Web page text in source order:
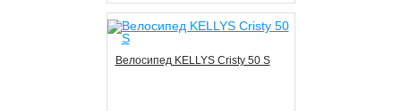
Велосипед KELLYS Cristy 50 S